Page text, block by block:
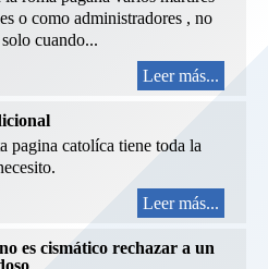
o como administradores , no
cuando...
Leer más...
pagina catolíca tiene toda la
Leer más...
es cismático rechazar a un